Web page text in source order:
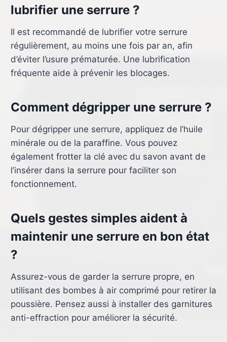
lubrifier une serrure ?
Il est recommandé de lubrifier votre serrure
régulièrement, au moins une fois par an, afin
d’éviter l’usure prématurée. Une lubrification
fréquente aide à prévenir les blocages.
Comment dégripper une serrure ?
Pour dégripper une serrure, appliquez de l’huile
minérale ou de la paraffine. Vous pouvez
également frotter la clé avec du savon avant de
l’insérer dans la serrure pour faciliter son
fonctionnement.
Quels gestes simples aident à
maintenir une serrure en bon état
?
Assurez-vous de garder la serrure propre, en
utilisant des bombes à air comprimé pour retirer la
poussière. Pensez aussi à installer des garnitures
anti-effraction pour améliorer la sécurité.